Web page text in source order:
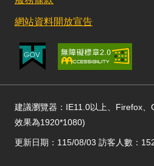
網站資料開放宣告
建議瀏覽器：IE11.0以上、Firefox
效果為1920*1080)
更新日期：115/08/03 訪客人數：